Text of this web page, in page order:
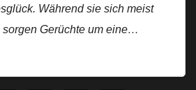
Während sie sich meist
sorgen Gerüchte um eine…